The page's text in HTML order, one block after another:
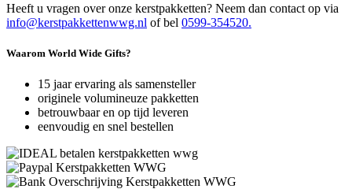
Heeft u vragen over onze kerstpakketten? Neem dan contact op via
info@kerstpakkettenwwg.nl of bel 0599-354520.
Waarom World Wide Gifts?
15 jaar ervaring als samensteller
originele volumineuze pakketten
betrouwbaar en op tijd leveren
eenvoudig en snel bestellen